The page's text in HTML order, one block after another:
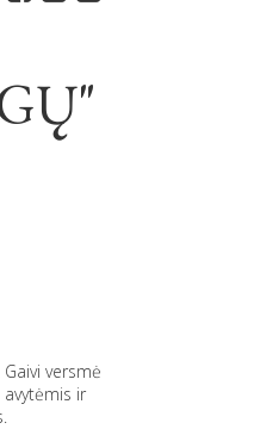
versmė
ir